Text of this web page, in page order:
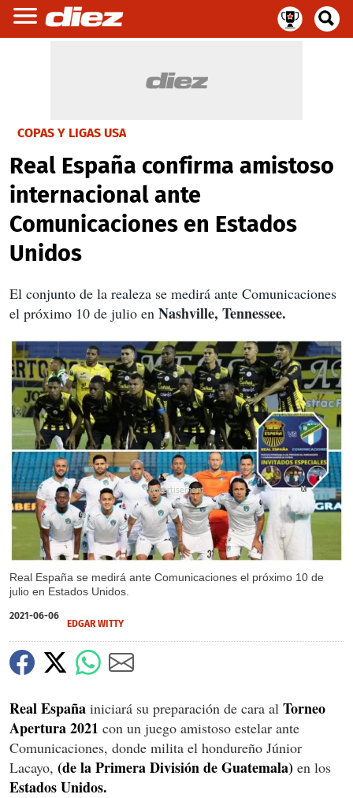
COPAS Y LIGAS USA
Real España confirma amistoso
internacional ante
Comunicaciones en Estados
Unidos
El conjunto de la realeza se medirá ante Comunicaciones
el próximo 10 de julio en Nashville, Tennessee.
Real España se medirá ante Comunicaciones el próximo 10 de
julio en Estados Unidos.
X
2021-06-06
EDGAR WITTY
Real España iniciará su preparación de cara al Torneo
Apertura 2021 con un juego amistoso estelar ante
Comunicaciones, donde milita el hondureño Júnior
Lacayo, (de la Primera División de Guatemala) en los
Estados Unidos.